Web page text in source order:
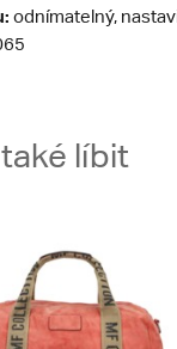
odnímatelný,
líbit